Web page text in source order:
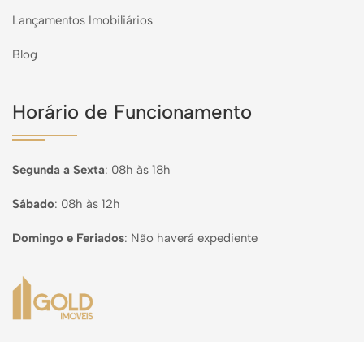
Lançamentos Imobiliários
Blog
Horário de Funcionamento
Segunda a Sexta: 08h às 18h
Sábado: 08h às 12h
Domingo e Feriados: Não haverá expediente
Página inicial